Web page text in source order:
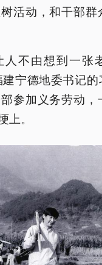
活动，和干部群
人不由想到一张
宁德地委书记的
参加义务劳动，
上。